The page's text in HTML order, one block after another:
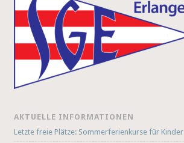
AKTUELLE INFORMATIONEN
Letzte freie Plätze: Sommerferienkurse für Kinder